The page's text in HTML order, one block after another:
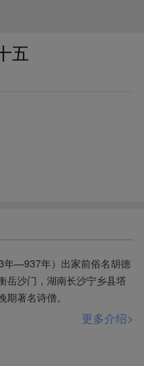
五
年—937年）出家前俗名胡德
岳沙门，湖南长沙宁乡县塔
期著名诗僧。
更多介绍>